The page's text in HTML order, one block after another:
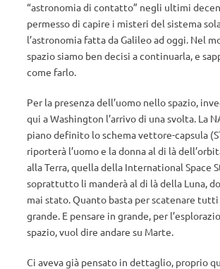
“astronomia di contatto” negli ultimi
permesso di capire i misteri del sistema
l’astronomia fatta da Galileo ad oggi. Nel
spazio siamo ben decisi a continuarla, e
come farlo.
Per la presenza dell’uomo nello spazio,
qui a Washington l’arrivo di una svolta. La
piano definito lo schema vettore-capsula
riporterà l’uomo e la donna al di là
alla Terra, quella della International Space
soprattutto li manderà al di là della Luna,
mai stato. Quanto basta per scatenare tutti
grande. E pensare in grande, per
spazio, vuol dire andare su Marte.
Ci aveva già pensato in dettaglio, proprio